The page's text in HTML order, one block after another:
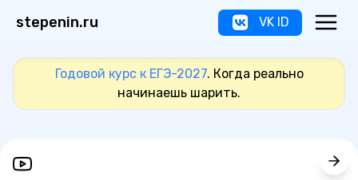
stepenin.ru VK ID
Годовой курс к ЕГЭ-2027. Когда реально
начинаешь шарить.